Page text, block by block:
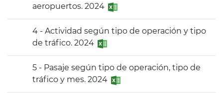
aeropuertos. 2024
4 - Actividad según tipo de operación y tipo
de tráfico. 2024
5 - Pasaje según tipo de operación, tipo de
tráfico y mes. 2024